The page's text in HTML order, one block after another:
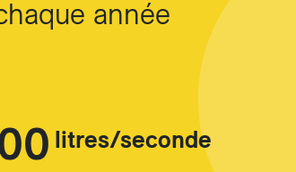
année
litres/seconde